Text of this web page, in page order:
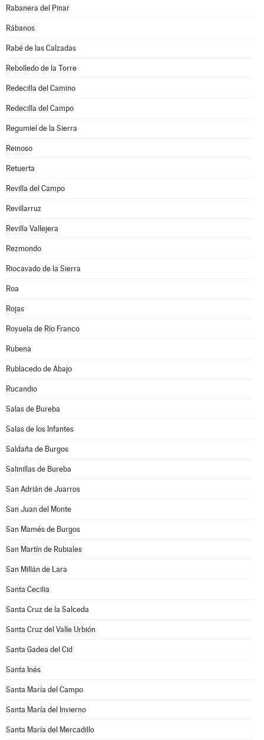
Rabanera del Pinar
Rábanos
Rabé de las Calzadas
Rebolledo de la Torre
Redecilla del Camino
Redecilla del Campo
Regumiel de la Sierra
Reinoso
Retuerta
Revilla del Campo
Revillarruz
Revilla Vallejera
Rezmondo
Riocavado de la Sierra
Roa
Rojas
Royuela de Río Franco
Rubena
Rublacedo de Abajo
Rucandio
Salas de Bureba
Salas de los Infantes
Saldaña de Burgos
Salinillas de Bureba
San Adrián de Juarros
San Juan del Monte
San Mamés de Burgos
San Martín de Rubiales
San Millán de Lara
Santa Cecilia
Santa Cruz de la Salceda
Santa Cruz del Valle Urbión
Santa Gadea del Cid
Santa Inés
Santa María del Campo
Santa María del Invierno
Santa María del Mercadillo